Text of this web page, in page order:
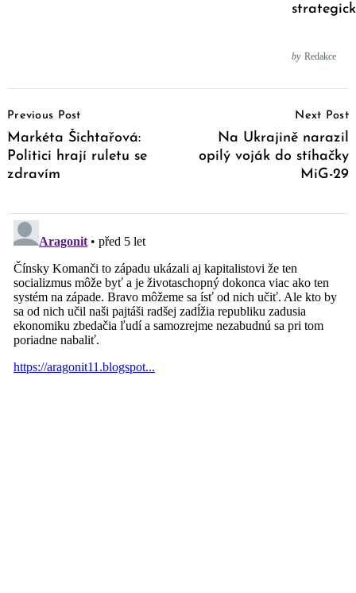
by Redakce
Navigation
Previous Post
Markéta Šichtařová:
Politici hrají ruletu se
zdravím
Next Post
Na Ukrajině narazil
opilý voják do stíhačky
MiG-29